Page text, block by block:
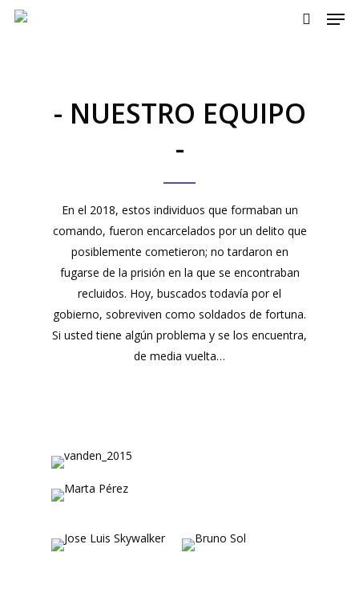
Skip
- NUESTRO EQUIPO
-
En el 2018, estos individuos que formaban un
comando, fueron encarcelados por un delito que
posiblemente cometieron; no tardaron en
fugarse de la prisión en la que se encontraban
recluidos. Hoy, buscados todavía por el
gobierno, sobreviven como soldados de fortuna.
Si usted tiene algún problema y se los encuentra,
de media vuelta…